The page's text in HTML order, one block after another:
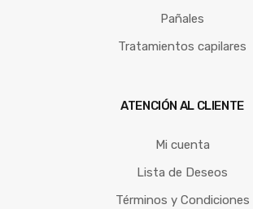
Pañales
Tratamientos capilares
ATENCIÓN AL CLIENTE
Mi cuenta
Lista de Deseos
Términos y Condiciones